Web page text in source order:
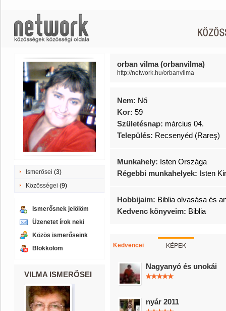
Ismerősei (3)
Közösségei (9)
Ismerősnek jelölöm
Üzenetet írok neki
Közös ismerőseink
Blokkolom
VILMA ISMERŐSEI
orban vilma (orbanvilma)
http://network.hu/orbanvilma
Nem: Nő
Kor: 59
Születésnap: március 04.
Település: Recsenyéd (Rareş)
Munkahely: Isten Országa
Régebbi munkahelyek: Isten
Hobbijaim: Biblia olvasása és
Kedvenc könyveim: Biblia
Kedvencei KÉPEK
Nagyanyó és unokái
nyár 2011